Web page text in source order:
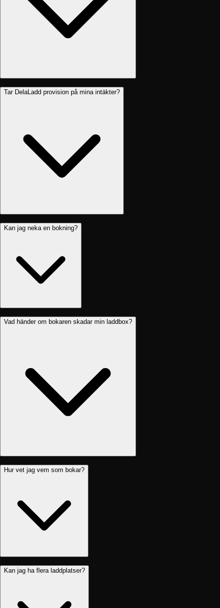
Tar DelaLadd provision på mina intäkter?
Kan jag neka en bokning?
Vad händer om bokaren skadar min laddbox?
Hur vet jag vem som bokar?
Kan jag ha flera laddplatser?